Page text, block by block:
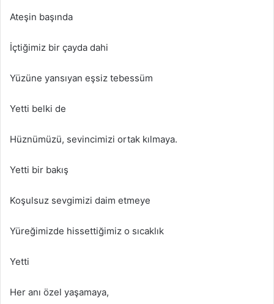
Ateşin başında
İçtiğimiz bir çayda dahi
Yüzüne yansıyan eşsiz tebessüm
Yetti belki de
Hüznümüzü, sevincimizi ortak kılmaya.
Yetti bir bakış
Koşulsuz sevgimizi daim etmeye
Yüreğimizde hissettiğimiz o sıcaklık
Yetti
Her anı özel yaşamaya,